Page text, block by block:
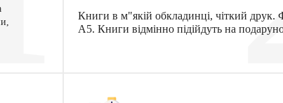
Книги в м"якій обкладинці, чіткий друк.
А5. Книги відмінно підійдуть на